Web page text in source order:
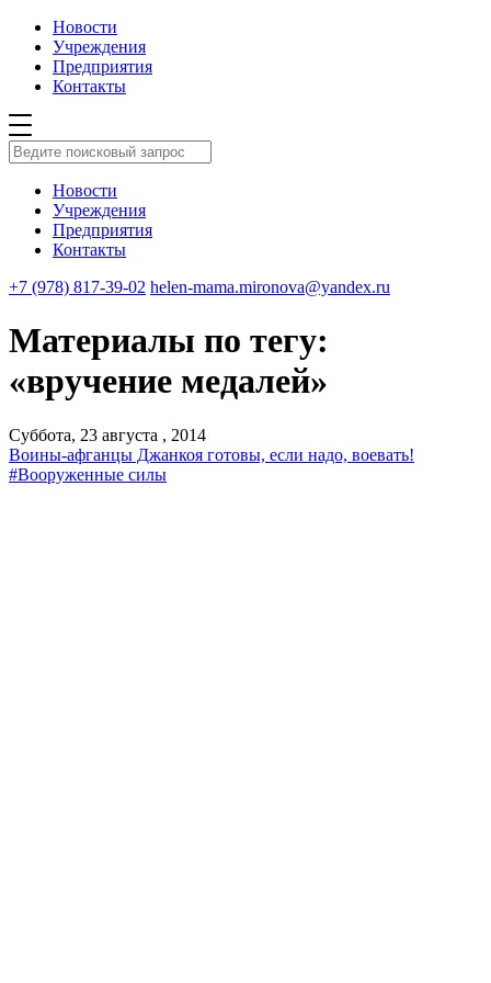
Новости
Учреждения
Предприятия
Контакты
Новости
Учреждения
Предприятия
Контакты
+7 (978) 817-39-02 helen-mama.mironova@yandex.ru
Материалы по тегу:
«вручение медалей»
Суббота, 23 августа , 2014
Воины-афганцы Джанкоя готовы, если надо, воевать!
#Вооруженные силы